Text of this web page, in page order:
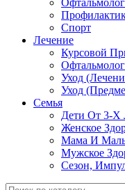
Спорт
Лечение
Курсовой
Уход
Уход
Семья
Дети От 3-Х
Женское
Мама И
Мужское
Сезон,